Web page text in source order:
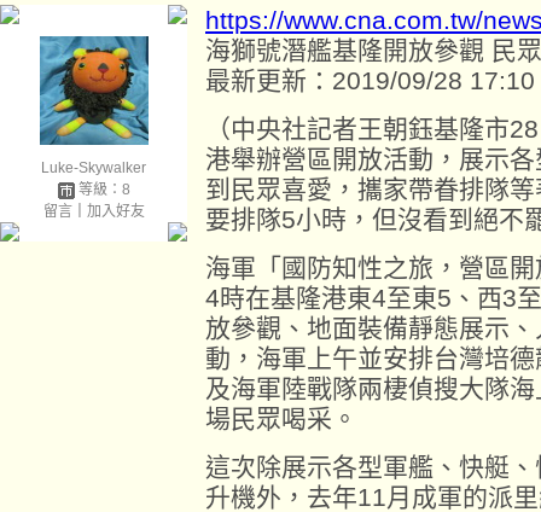
Luke-Skywalker
等級：8
留言｜ 加入好友
https://www.cna.com.tw/
海獅號潛艦基隆開放參觀 民
最新更新：2019/09/28 17:10
（中央社記者王朝鈺基隆市
港舉辦營區開放活動，展示
到民眾喜愛，攜家帶眷排隊
要排隊5小時，但沒看到絕不
海軍「國防知性之旅，營區
4時在基隆港東4至東5、西3
放參觀、地面裝備靜態展示
動，海軍上午並安排台灣培
及海軍陸戰隊兩棲偵搜大隊
場民眾喝采。
這次除展示各型軍艦、快艇
升機外，去年11月成軍的派